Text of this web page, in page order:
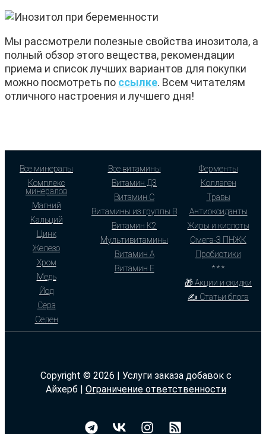
Мы рассмотрели полезные свойства инозитола, а
полный обзор этого вещества, рекомендации
приема и список лучших вариантов для покупки
можно посмотреть по ссылке. Всем читателям
отличного настроения и лучшего дня!
Все минералы
Комплекс
минералов
Магний
Кальций
Цинк
Железо
Хром
Медь
Йод
Сера
Селен
Все витамины
Витамин Д3
Витамин С
Витамины из группы В
Витамин К2
Мультивитамины
Витамин А
Витамин Е
Ферменты
Коллаген
Травы
Антиоксиданты
Жиры и кислоты
Омега-3 ПНЖК
Пробиотики
* * *
🎁 Акции и скидки
✍ Статьи блога
Copyright © 2026 | Услуги заказа добавок с
Айхерб | Ограничение ответственности